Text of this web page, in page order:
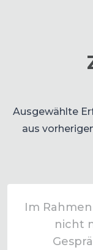
Ausgewählte
aus
Im
nicht